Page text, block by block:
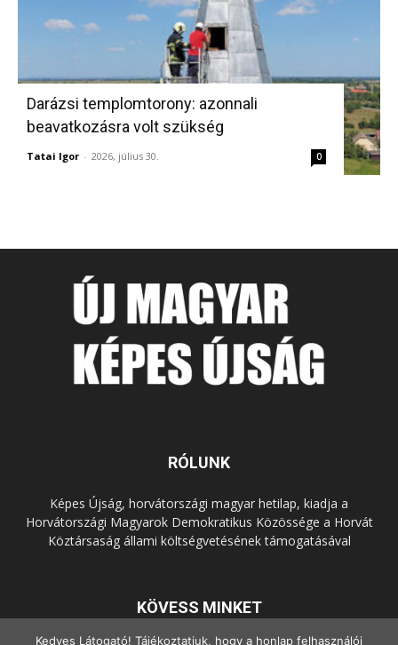
Darázsi templomtorony: azonnali
beavatkozásra volt szükség
Tatai Igor - 2026, július 30. 0
RÓLUNK
Képes Újság, horvátországi magyar hetilap, kiadja a
Horvátországi Magyarok Demokratikus Közössége a Horvát
Köztársaság állami költségvetésének támogatásával
KÖVESS MINKET
Kedves Látogató! Tájékoztatjuk, hogy a honlap felhasználói